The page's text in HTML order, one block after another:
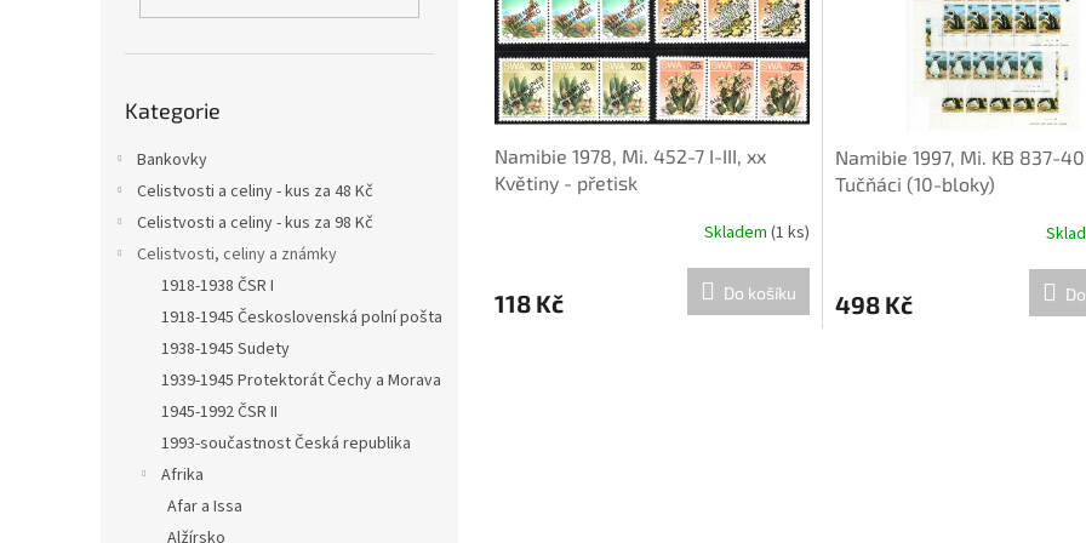
kategorie
Kategorie
Bankovky
Celistvosti a celiny - kus za 48 Kč
Celistvosti a celiny - kus za 98 Kč
Celistvosti, celiny a známky
1918-1938 ČSR I
1918-1945 Československá polní pošta
1938-1945 Sudety
1939-1945 Protektorát Čechy a Morava
1945-1992 ČSR II
1993-součastnost Česká republika
Afrika
Afar a Issa
Alžírsko
Namibie 1978, Mi. 452-7 I-III, xx
Květiny - přetisk
Skladem (1 ks)
118 Kč Do košíku
Namibie 1997, Mi. KB 837-
Tučňáci (10-bloky)
498 Kč